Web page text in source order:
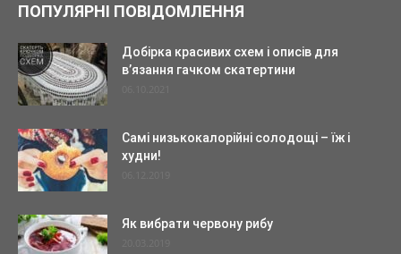
ПОПУЛЯРНІ ПОВІДОМЛЕННЯ
Добірка красивих схем і описів для
в’язання гачком скатертини
Самі низькокалорійні солодощі – їж і
худни!
Як вибрати червону рибу